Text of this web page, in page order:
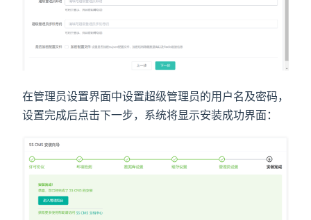
在管理员设置界面中设置超级管理员的用户名及密码，
设置完成后点击下一步，系统将显示安装成功界面：